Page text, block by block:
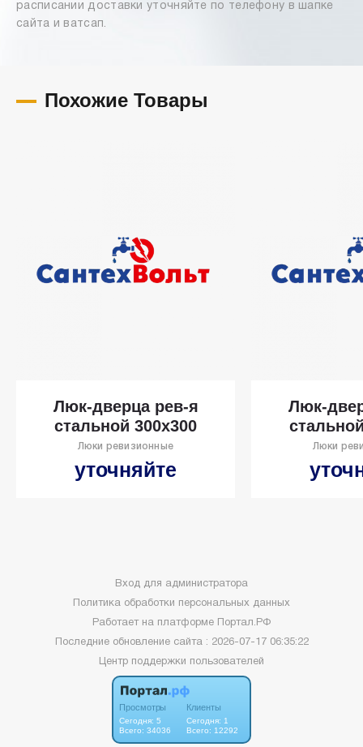
расписании доставки уточняйте по телефону в шапке
сайта и ватсап.
Похожие Товары
Люк-дверца рев-я
стальной 300х300
Люки ревизионные
уточняйте
Люк-
Люки
Вход для администратора
Политика обработки персональных данных
Работает на платформе
Портал.РФ
Последние обновление сайта : 2026-07-17 06:35:22
Центр поддержки пользователей